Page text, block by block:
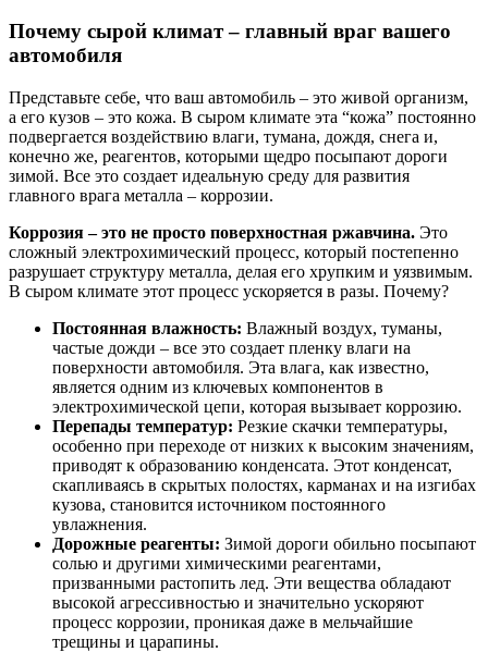
Почему сырой климат – главный враг вашего
автомобиля
Представьте себе, что ваш автомобиль – это живой организм,
а его кузов – это кожа. В сыром климате эта “кожа” постоянно
подвергается воздействию влаги, тумана, дождя, снега и,
конечно же, реагентов, которыми щедро посыпают дороги
зимой. Все это создает идеальную среду для развития
главного врага металла – коррозии.
Коррозия – это не просто поверхностная ржавчина. Это
сложный электрохимический процесс, который постепенно
разрушает структуру металла, делая его хрупким и уязвимым.
В сыром климате этот процесс ускоряется в разы. Почему?
Постоянная влажность: Влажный воздух, туманы,
частые дожди – все это создает пленку влаги на
поверхности автомобиля. Эта влага, как известно,
является одним из ключевых компонентов в
электрохимической цепи, которая вызывает коррозию.
Перепады температур: Резкие скачки температуры,
особенно при переходе от низких к высоким значениям,
приводят к образованию конденсата. Этот конденсат,
скапливаясь в скрытых полостях, карманах и на изгибах
кузова, становится источником постоянного
увлажнения.
Дорожные реагенты: Зимой дороги обильно посыпают
солью и другими химическими реагентами,
призванными растопить лед. Эти вещества обладают
высокой агрессивностью и значительно ускоряют
процесс коррозии, проникая даже в мельчайшие
трещины и царапины.